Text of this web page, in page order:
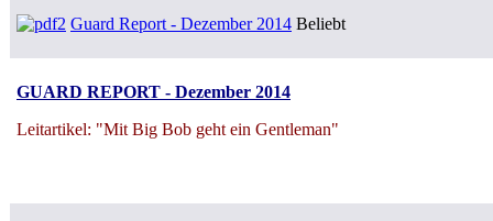
Guard Report - Dezember 2014 Beliebt
GUARD REPORT - Dezember 2014
Leitartikel: "Mit Big Bob geht ein Gentleman"